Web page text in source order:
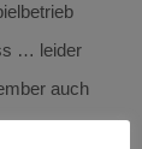
… leider
auch
im